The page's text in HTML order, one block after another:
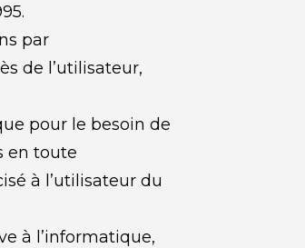
par
de l’utilisateur,
pour le besoin de
en toute
à l’utilisateur du
à l’informatique,